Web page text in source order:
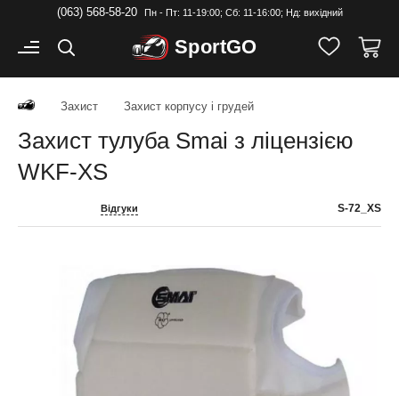
(063) 568-58-20 Пн - Пт: 11-19:00; Cб: 11-16:00; Нд: вихідний
SportGO
Захист Захист корпусу і грудей
Захист тулуба Smai з ліцензією
WKF-XS
Відгуки S-72_XS